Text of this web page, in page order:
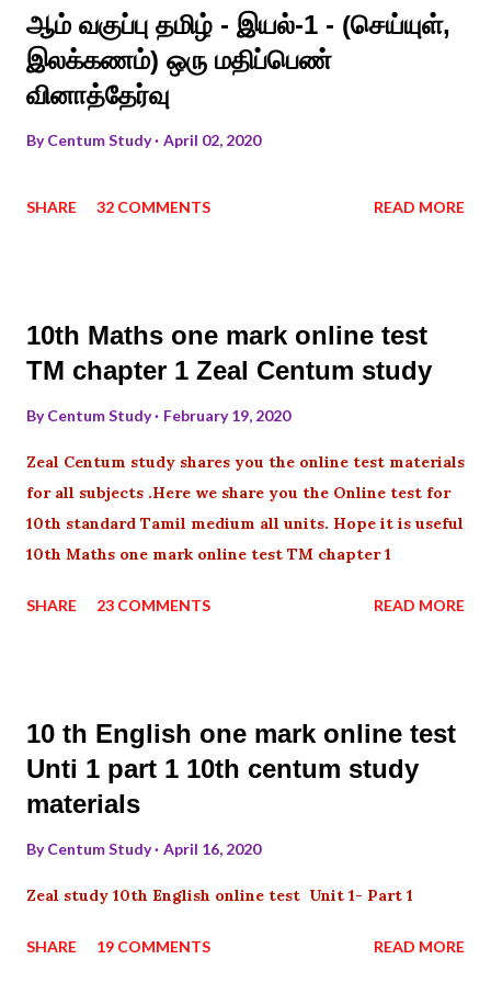
ஆம் வகுப்பு தமிழ் - இயல்-1 - (செய்யுள்,
இலக்கணம்) ஒரு மதிப்பெண்
வினாத்தேர்வு
ByCentum Study April 02, 2020
SHARE 32 COMMENTS READ MORE
10th Maths one mark online test
TM chapter 1 Zeal Centum study
ByCentum Study February 19, 2020
Zeal Centum study shares you the online test materials
for all subjects .Here we share you the Online test for
10th standard Tamil medium all units. Hope it is useful
10th Maths one mark online test TM chapter 1
SHARE 23 COMMENTS READ MORE
10 th English one mark online test
Unti 1 part 1 10th centum study
materials
ByCentum Study April 16, 2020
Zeal study 10th English online test Unit 1- Part 1
SHARE 19 COMMENTS READ MORE